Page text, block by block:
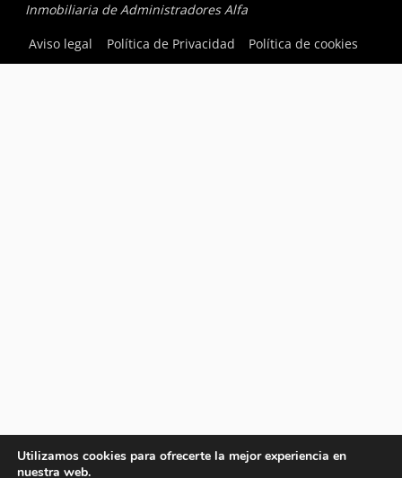
Inmobiliaria de Administradores Alfa
Aviso legal
Política de Privacidad Política de cookies
Utilizamos cookies para ofrecerte la mejor experiencia en
nuestra web.